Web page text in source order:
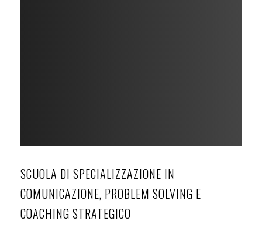
SCUOLA DI SPECIALIZZAZIONE IN
COMUNICAZIONE, PROBLEM SOLVING E
COACHING STRATEGICO